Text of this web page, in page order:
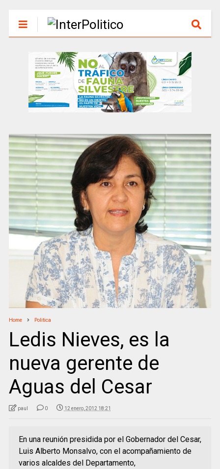
Home Politica
Ledis Nieves, es la
nueva gerente de
Aguas del Cesar
paul 0 12 enero, 2012 18:21
En una reunión presidida por el Gobernador del Cesar,
Luis Alberto Monsalvo, con el acompañamiento de
varios alcaldes del Departamento,